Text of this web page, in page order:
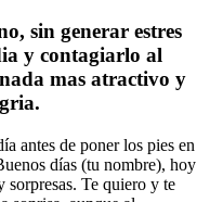
sin generar estres
y contagiarlo al
mas atractivo y
antes de poner los pies en
días (tu nombre), hoy
Te quiero y te